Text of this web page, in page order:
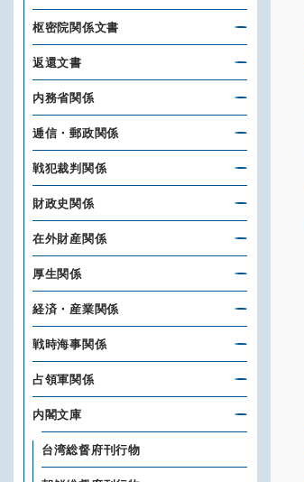
枢密院関係文書
返還文書
内務省関係
逓信・郵政関係
戦犯裁判関係
財政史関係
在外財産関係
厚生関係
経済・産業関係
戦時海事関係
占領軍関係
内閣文庫
台湾総督府刊行物